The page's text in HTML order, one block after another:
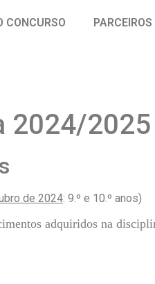
CONCURSO PARCEIROS
2024/2025
de 2024: 9.º e 10.º anos)
adquiridos na